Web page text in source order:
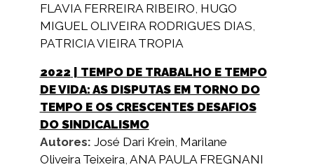
FLAVIA FERREIRA RIBEIRO HUGO
MIGUEL OLIVEIRA RODRIGUES DIAS
PATRICIA VIEIRA TROPIA
2022 | TEMPO DE TRABALHO E TEMPO
DE VIDA: AS DISPUTAS EM TORNO DO
TEMPO E OS CRESCENTES DESAFIOS
DO SINDICALISMO
Autores: José Dari Krein Marilane
Oliveira Teixeira, ANA PAULA FREGNANI